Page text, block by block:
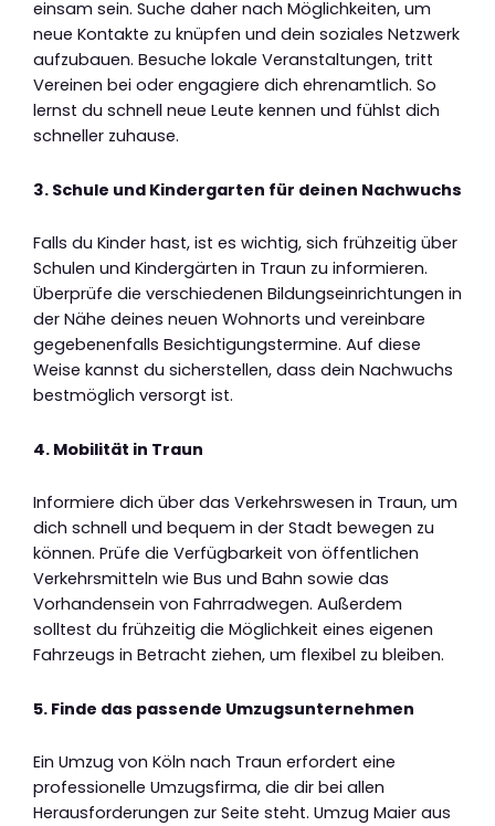
einsam sein. Suche daher nach Möglichkeiten, um
neue Kontakte zu knüpfen und dein soziales Netzwerk
aufzubauen. Besuche lokale Veranstaltungen, tritt
Vereinen bei oder engagiere dich ehrenamtlich. So
lernst du schnell neue Leute kennen und fühlst dich
schneller zuhause.
3. Schule und Kindergarten für deinen Nachwuchs
Falls du Kinder hast, ist es wichtig, sich frühzeitig über
Schulen und Kindergärten in Traun zu informieren.
Überprüfe die verschiedenen Bildungseinrichtungen in
der Nähe deines neuen Wohnorts und vereinbare
gegebenenfalls Besichtigungstermine. Auf diese
Weise kannst du sicherstellen, dass dein Nachwuchs
bestmöglich versorgt ist.
4. Mobilität in Traun
Informiere dich über das Verkehrswesen in Traun, um
dich schnell und bequem in der Stadt bewegen zu
können. Prüfe die Verfügbarkeit von öffentlichen
Verkehrsmitteln wie Bus und Bahn sowie das
Vorhandensein von Fahrradwegen. Außerdem
solltest du frühzeitig die Möglichkeit eines eigenen
Fahrzeugs in Betracht ziehen, um flexibel zu bleiben.
5. Finde das passende Umzugsunternehmen
Ein Umzug von Köln nach Traun erfordert eine
professionelle Umzugsfirma, die dir bei allen
Herausforderungen zur Seite steht. Umzug Maier aus